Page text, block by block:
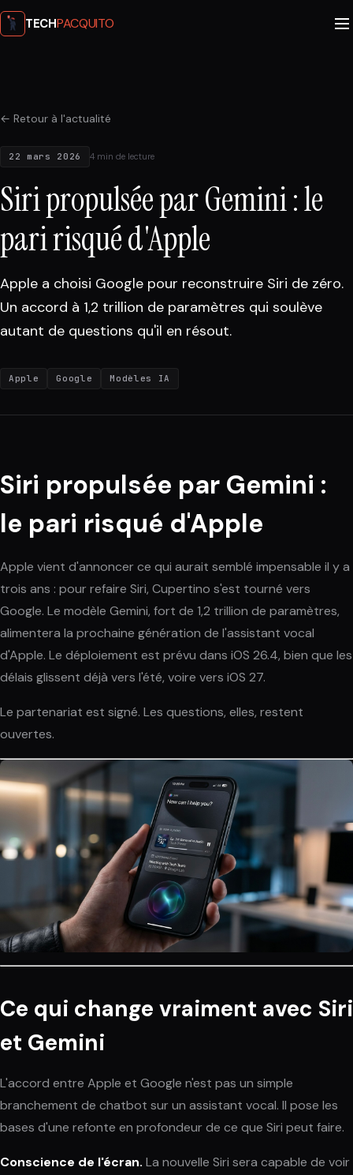
TECHPACQUITO
← Retour à l'actualité
22 mars 2026 4 min de lecture
Siri propulsée par Gemini : le
pari risqué d'Apple
Apple a choisi Google pour reconstruire Siri de zéro.
Un accord à 1,2 trillion de paramètres qui soulève
autant de questions qu'il en résout.
Apple Google Modèles IA
Siri propulsée par Gemini :
le pari risqué d'Apple
Apple vient d'annoncer ce qui aurait semblé impensable il y a
trois ans : pour refaire Siri, Cupertino s'est tourné vers
Google. Le modèle Gemini, fort de 1,2 trillion de paramètres,
alimentera la prochaine génération de l'assistant vocal
d'Apple. Le déploiement est prévu dans iOS 26.4, bien que les
délais glissent déjà vers l'été, voire vers iOS 27.
Le partenariat est signé. Les questions, elles, restent
ouvertes.
Ce qui change vraiment avec Siri
et Gemini
L'accord entre Apple et Google n'est pas un simple
branchement de chatbot sur un assistant vocal. Il pose les
bases d'une refonte en profondeur de ce que Siri peut faire.
Conscience de l'écran. La nouvelle Siri sera capable de voir